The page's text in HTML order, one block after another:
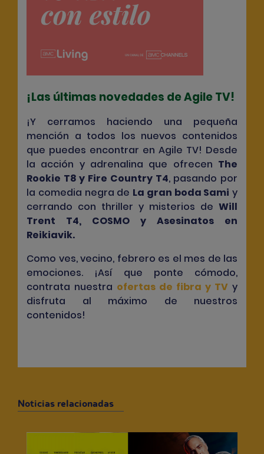
¡Las últimas novedades de Agile TV!
¡Y cerramos haciendo una pequeña
mención a todos los nuevos contenidos
que puedes encontrar en Agile TV! Desde
la acción y adrenalina que ofrecen The
Rookie T8y Fire Country T4, pasando por
la comedia negra de La gran boda Sami y
cerrando con thriller y misterios de Will
Trent T4, COSMO y Asesinatos en
Reikiavik.
Como ves, vecino, febrero es el mes de las
emociones. ¡Así que ponte cómodo,
contrata nuestra ofertas de fibra y TV y
disfruta al máximo de nuestros
contenidos!
Noticias relacionadas